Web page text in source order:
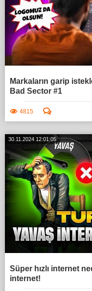
Markaların garip
Bad Sector #1
4815
30.11.2024 12:01:05
Süper hızlı internet
internet!